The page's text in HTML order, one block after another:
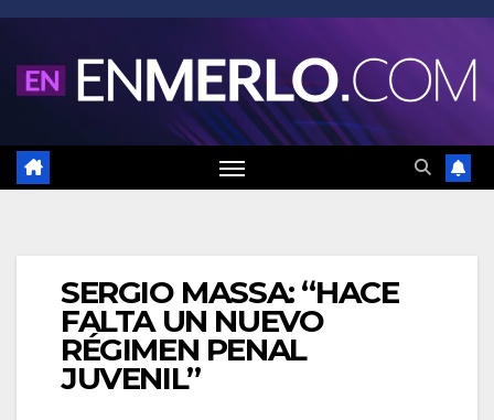
Saltar
contenido
SERGIO MASSA: “HACE
FALTA UN NUEVO
RÉGIMEN PENAL
JUVENIL”